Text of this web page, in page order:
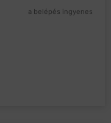
a belépés ingyenes